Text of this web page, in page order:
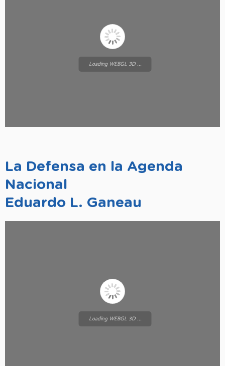
Loading WEBGL 3D ...
La Defensa en la Agenda
Nacional
Eduardo L. Ganeau
Loading WEBGL 3D ...